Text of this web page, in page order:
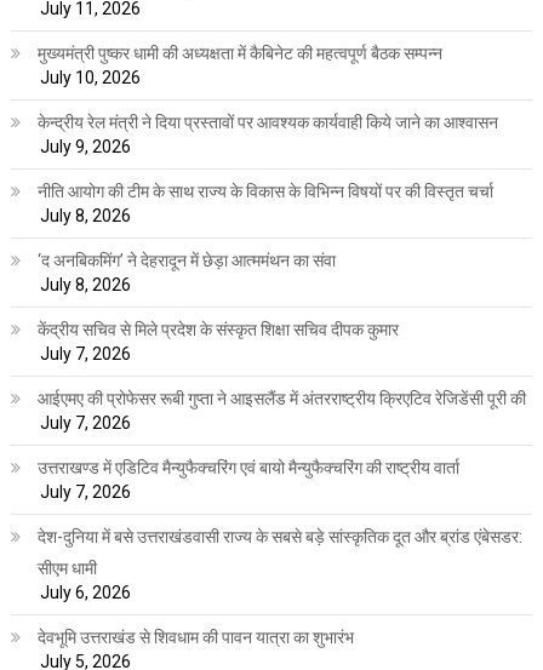
July 11, 2026
मुख्यमंत्री पुष्कर धामी की अध्यक्षता में कैबिनेट की महत्वपूर्ण बैठक सम्पन्न
July 10, 2026
केन्द्रीय रेल मंत्री ने दिया प्रस्तावों पर आवश्यक कार्यवाही किये जाने का आश्वासन
July 9, 2026
नीति आयोग की टीम के साथ राज्य के विकास के विभिन्न विषयों पर की विस्तृत चर्चा
July 8, 2026
‘द अनबिकमिंग’ ने देहरादून में छेड़ा आत्ममंथन का संवा
July 8, 2026
केंद्रीय सचिव से मिले प्रदेश के संस्कृत शिक्षा सचिव दीपक कुमार
July 7, 2026
आईएमए की प्रोफेसर रूबी गुप्ता ने आइसलैंड में अंतरराष्ट्रीय क्रिएटिव रेजिडेंसी पूरी की
July 7, 2026
उत्तराखण्ड में एडिटिव मैन्युफैक्चरिंग एवं बायो मैन्युफैक्चरिंग की राष्ट्रीय वार्ता
July 7, 2026
देश-दुनिया में बसे उत्तराखंडवासी राज्य के सबसे बड़े सांस्कृतिक दूत और ब्रांड एंबेसडर:
सीएम धामी
July 6, 2026
देवभूमि उत्तराखंड से शिवधाम की पावन यात्रा का शुभारंभ
July 5, 2026